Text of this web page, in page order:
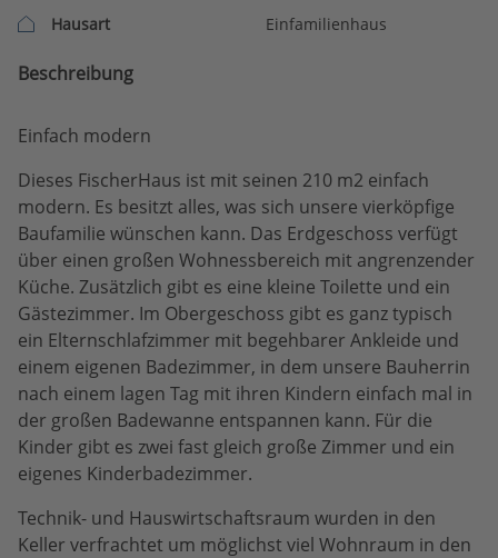
Hausart
Einfamilienhaus
Beschreibung
Einfach modern
Dieses FischerHaus ist mit seinen 210 m2 einfach
modern. Es besitzt alles, was sich unsere vierköpfige
Baufamilie wünschen kann. Das Erdgeschoss verfügt
über einen großen Wohnessbereich mit angrenzender
Küche. Zusätzlich gibt es eine kleine Toilette und ein
Gästezimmer. Im Obergeschoss gibt es ganz typisch
ein Elternschlafzimmer mit begehbarer Ankleide und
einem eigenen Badezimmer, in dem unsere Bauherrin
nach einem lagen Tag mit ihren Kindern einfach mal in
der großen Badewanne entspannen kann. Für die
Kinder gibt es zwei fast gleich große Zimmer und ein
eigenes Kinderbadezimmer.
Technik- und Hauswirtschaftsraum wurden in den
Keller verfrachtet um möglichst viel Wohnraum in den